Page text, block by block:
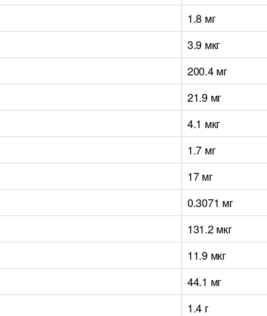
1.8 мг
3.9 мкг
200.4 мг
21.9 мг
4.1 мкг
1.7 мг
17 мг
0.3071 мг
131.2 мкг
11.9 мкг
44.1 мг
1.4 г